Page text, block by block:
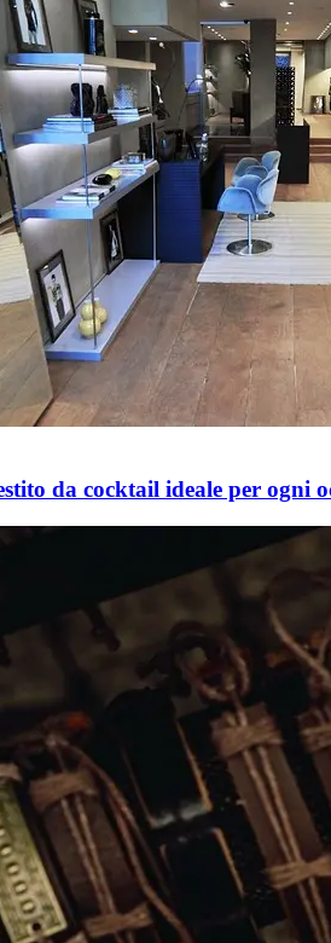
da cocktail ideale per ogni